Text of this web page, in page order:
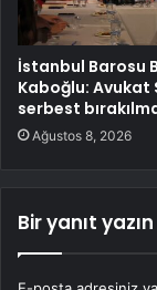
İstanbul Barosu
Kaboğlu: Avukat
serbest
Ağustos 8, 2026
Bir yanıt yazın